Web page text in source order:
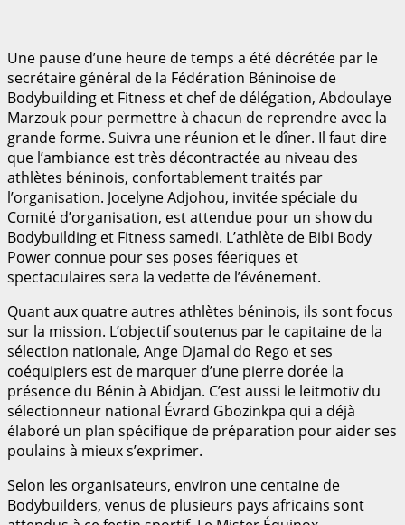
Une pause d’une heure de temps a été décrétée par le
secrétaire général de la Fédération Béninoise de
Bodybuilding et Fitness et chef de délégation, Abdoulaye
Marzouk pour permettre à chacun de reprendre avec la
grande forme. Suivra une réunion et le dîner. Il faut dire
que l’ambiance est très décontractée au niveau des
athlètes béninois, confortablement traités par
l’organisation. Jocelyne Adjohou, invitée spéciale du
Comité d’organisation, est attendue pour un show du
Bodybuilding et Fitness samedi. L’athlète de Bibi Body
Power connue pour ses poses féeriques et
spectaculaires sera la vedette de l’événement.
Quant aux quatre autres athlètes béninois, ils sont focus
sur la mission. L’objectif soutenus par le capitaine de la
sélection nationale, Ange Djamal do Rego et ses
coéquipiers est de marquer d’une pierre dorée la
présence du Bénin à Abidjan. C’est aussi le leitmotiv du
sélectionneur national Évrard Gbozinkpa qui a déjà
élaboré un plan spécifique de préparation pour aider ses
poulains à mieux s’exprimer.
Selon les organisateurs, environ une centaine de
Bodybuilders, venus de plusieurs pays africains sont